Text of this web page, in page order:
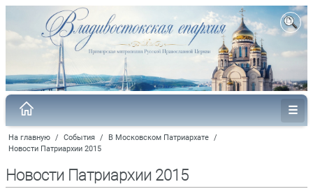
На главную / События / В Московском Патриархате /
Новости Патриархии 2015
Новости Патриархии 2015